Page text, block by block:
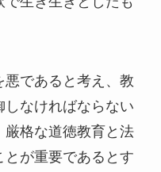
であると考え、教
なければならない
厳格な道徳教育と法
が重要であるとす